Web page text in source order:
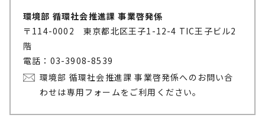
環境部 循環社会推進課 事業啓発係
〒114-0002 東京都北区王子1-12-4 TIC王子ビル2
階
電話：03-3908-8539
環境部 循環社会推進課 事業啓発係へのお問い合
わせは専用フォームをご利用ください。